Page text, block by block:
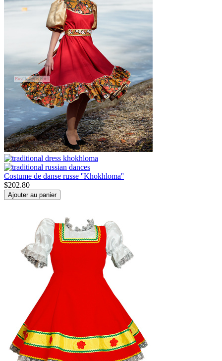
Costume de danse russe ''Khokhloma''
$202.80
Ajouter au panier